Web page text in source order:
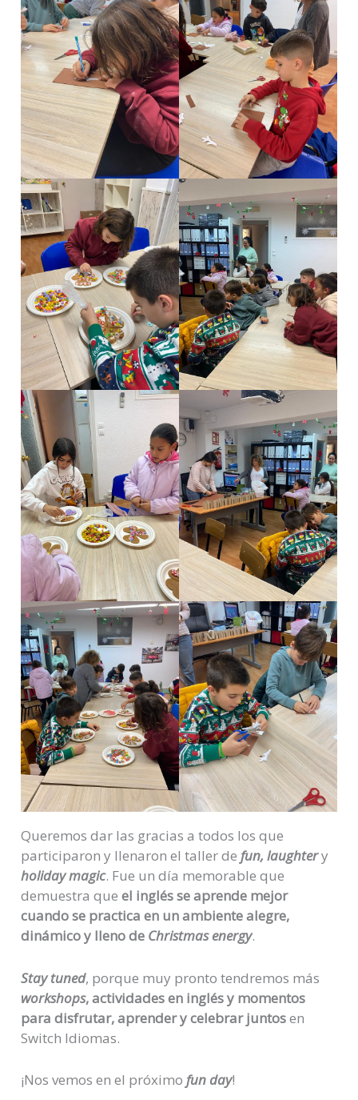
Queremos dar las gracias a todos los que
participaron y llenaron el taller defun, laughtery
holiday magic. Fue un día memorable que
demuestra queel inglés se aprende mejor
cuando se practica en un ambiente alegre,
dinámico y lleno de Christmas energy.
Stay tuned, porque muy pronto tendremos más
workshops, actividades en inglés y momentos
para disfrutar, aprender y celebrar juntosen
Switch Idiomas.
¡Nos vemos en el próximofun day!